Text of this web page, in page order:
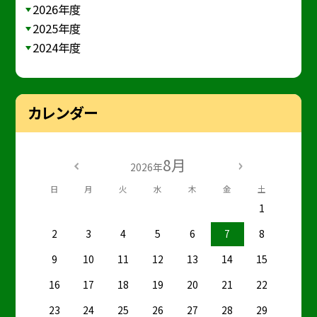
2026年度
2025年度
2024年度
カレンダー
2026年8月
日 月 火 水 木 金 土
1
2
3 4 5 6 7
8
9
10 11 12 13 14
15
16
17 18 19 20 21
22
23
24 25 26 27 28
29